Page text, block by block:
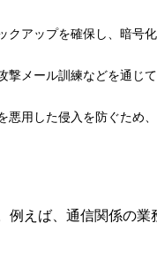
クアップを確保し、暗号
撃メール訓練などを通じ
悪用した侵入を防ぐため
えば、通信関係の業